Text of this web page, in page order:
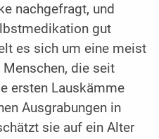
nachgefragt, und
gut
es sich um eine meist
die seit
ersten Lauskämme
Ausgrabungen in
sie auf ein Alter